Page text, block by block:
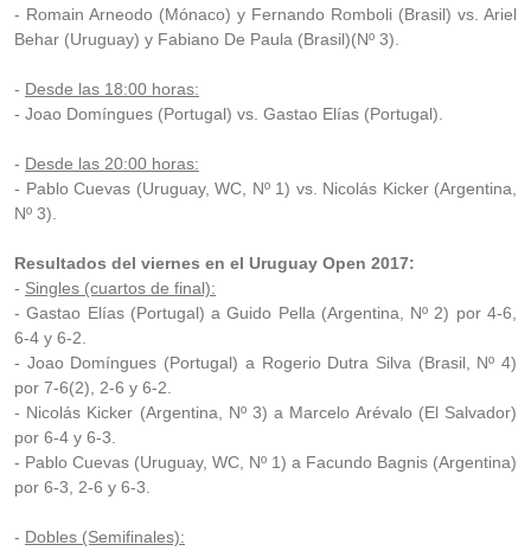
- Romain Arneodo (Mónaco) y Fernando Romboli (Brasil) vs. Ariel
Behar (Uruguay) y Fabiano De Paula (Brasil)(Nº 3).
- Desde las 18:00 horas:
- Joao Domíngues (Portugal) vs. Gastao Elías (Portugal).
- Desde las 20:00 horas:
- Pablo Cuevas (Uruguay, WC, Nº 1) vs. Nicolás Kicker (Argentina,
Nº 3).
Resultados del viernes en el Uruguay Open 2017:
- Singles (cuartos de final):
- Gastao Elías (Portugal) a Guido Pella (Argentina, Nº 2) por 4-6,
6-4 y 6-2.
- Joao Domíngues (Portugal) a Rogerio Dutra Silva (Brasil, Nº 4)
por 7-6(2), 2-6 y 6-2.
- Nicolás Kicker (Argentina, Nº 3) a Marcelo Arévalo (El Salvador)
por 6-4 y 6-3.
- Pablo Cuevas (Uruguay, WC, Nº 1) a Facundo Bagnis (Argentina)
por 6-3, 2-6 y 6-3.
- Dobles (Semifinales):